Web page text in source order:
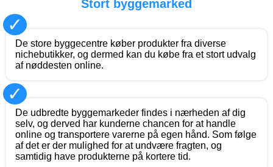
Stort byggemarked
✓
De store byggecentre køber produkter fra diverse
nichebutikker, og dermed kan du købe fra et stort udvalg
af nøddesten online.
✓
De udbredte byggemarkeder findes i nærheden af dig
selv, og derved har kunderne chancen for at handle
online og transportere varerne på egen hånd. Som følge
af det er der mulighed for at undvære fragten, og
samtidig have produkterne på kortere tid.